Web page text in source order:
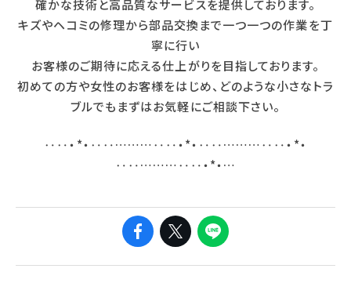
確かな技術と高品質なサービスを提供しております。
キズやヘコミの修理から部品交換まで一つ一つの作業を丁
寧に行い
お客様のご期待に応える仕上がりを目指しております。
初めての方や女性のお客様をはじめ、どのような小さなトラ
ブルでもまずはお気軽にご相談下さい。
‥‥・*・‥‥………‥‥・*・‥‥………‥‥・*・
‥‥………‥‥・*・…